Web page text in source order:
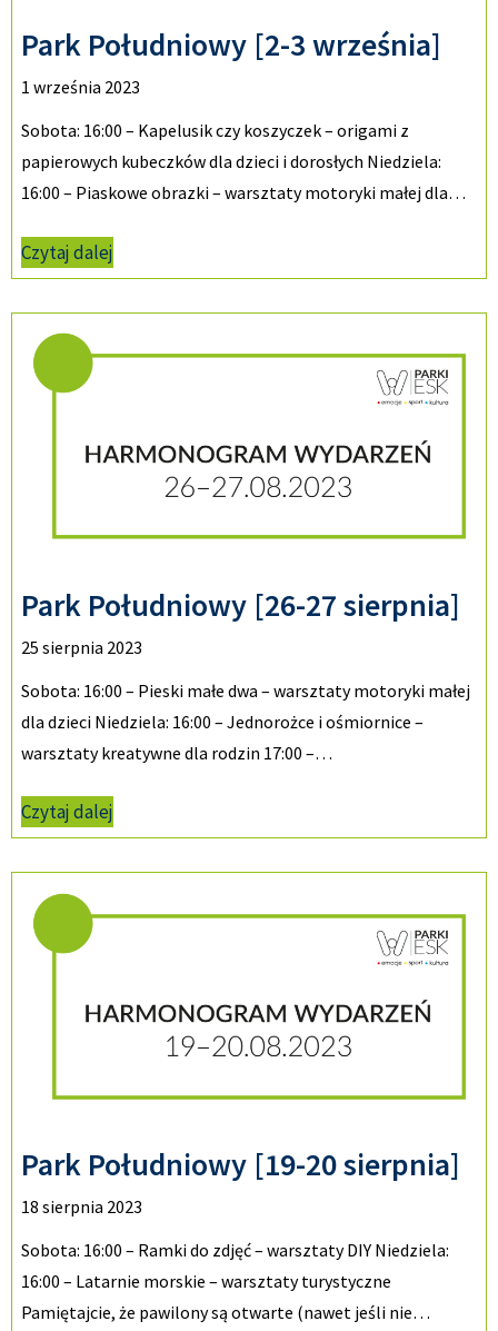
Park Południowy [2-3 września]
1 września 2023
Sobota: 16:00 – Kapelusik czy koszyczek – origami z
papierowych kubeczków dla dzieci i dorosłych Niedziela:
16:00 – Piaskowe obrazki – warsztaty motoryki małej dla…
Czytaj dalej
Park Południowy [26-27 sierpnia]
25 sierpnia 2023
Sobota: 16:00 – Pieski małe dwa – warsztaty motoryki małej
dla dzieci Niedziela: 16:00 – Jednorożce i ośmiornice –
warsztaty kreatywne dla rodzin 17:00 –…
Czytaj dalej
Park Południowy [19-20 sierpnia]
18 sierpnia 2023
Sobota: 16:00 – Ramki do zdjęć – warsztaty DIY Niedziela:
16:00 – Latarnie morskie – warsztaty turystyczne
Pamiętajcie, że pawilony są otwarte (nawet jeśli nie…